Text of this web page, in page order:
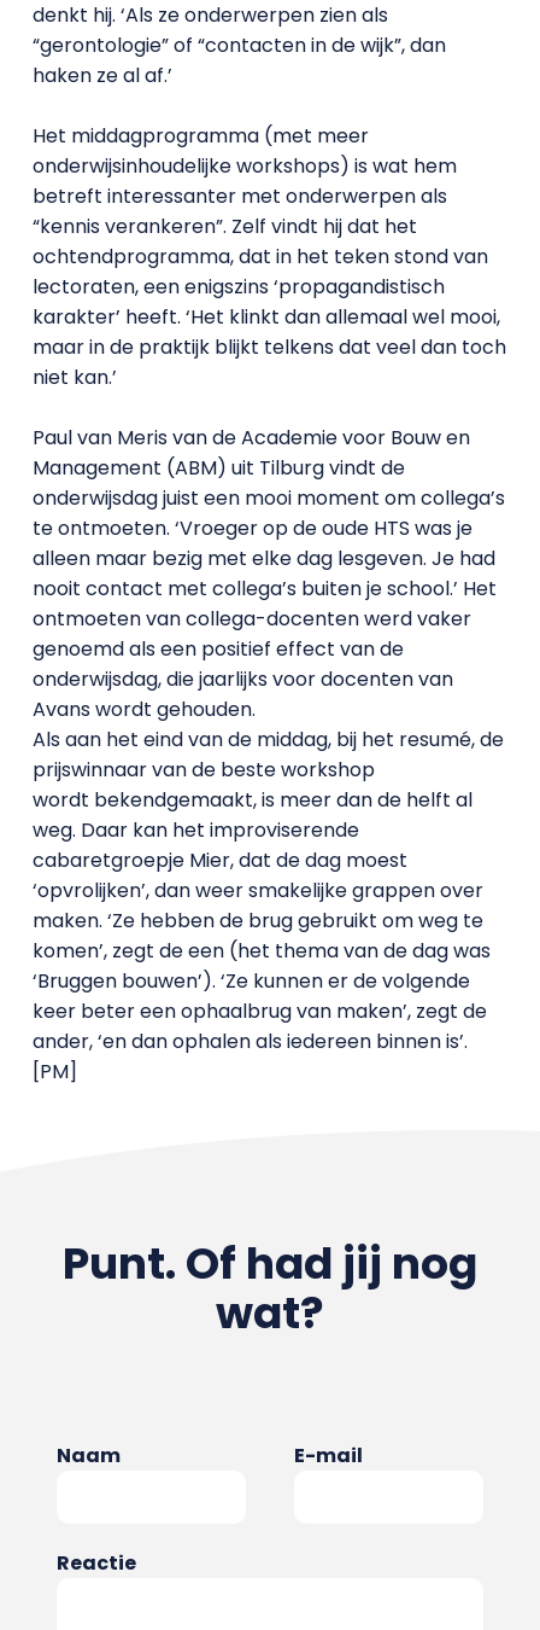
denkt hij. ‘Als ze onderwerpen zien als
“gerontologie” of “contacten in de wijk”, dan
haken ze al af.’
Het middagprogramma (met meer
onderwijsinhoudelijke workshops) is wat hem
betreft interessanter met onderwerpen als
“kennis verankeren”. Zelf vindt hij dat het
ochtendprogramma, dat in het teken stond van
lectoraten, een enigszins ‘propagandistisch
karakter’ heeft. ‘Het klinkt dan allemaal wel mooi,
maar in de praktijk blijkt telkens dat veel dan toch
niet kan.’
Paul van Meris van de Academie voor Bouw en
Management (ABM) uit Tilburg vindt de
onderwijsdag juist een mooi moment om collega’s
te ontmoeten. ‘Vroeger op de oude HTS was je
alleen maar bezig met elke dag lesgeven. Je had
nooit contact met collega’s buiten je school.’ Het
ontmoeten van collega-docenten werd vaker
genoemd als een positief effect van de
onderwijsdag, die jaarlijks voor docenten van
Avans wordt gehouden.
Als aan het eind van de middag, bij het resumé, de
prijswinnaar van de beste workshop
wordt bekendgemaakt, is meer dan de helft al
weg. Daar kan het improviserende
cabaretgroepje Mier, dat de dag moest
‘opvrolijken’, dan weer smakelijke grappen over
maken. ‘Ze hebben de brug gebruikt om weg te
komen’, zegt de een (het thema van de dag was
‘Bruggen bouwen’). ‘Ze kunnen er de volgende
keer beter een ophaalbrug van maken’, zegt de
ander, ‘en dan ophalen als iedereen binnen is’.
[PM]
Punt. Of had jij nog
wat?
Naam E-mail
Reactie